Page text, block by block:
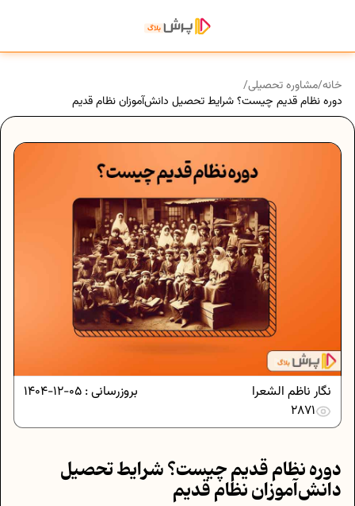
خانه/مشاوره تحصیلی/
دوره نظام قدیم چیست؟ شرایط تحصیل دانش‌آموزان نظام قدیم
بروزرسانی : 05-12-1404
نگار ناظم الشعرا
2871
دوره نظام قدیم چیست؟ شرایط تحصیل
دانش‌آموزان نظام قدیم